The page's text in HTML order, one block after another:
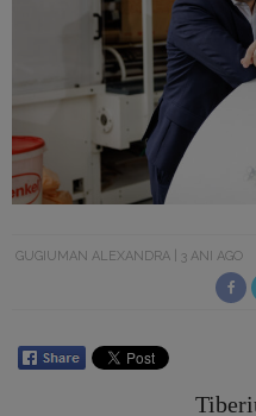
GUGIUMAN ALEXANDRA 3 ANI AGO
Tiberiu Stoian